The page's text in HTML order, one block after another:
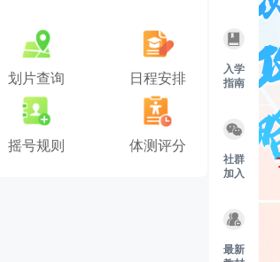
入学
指南
社群
加入
最新
划片查询 日程安排
摇号规则 体测评分